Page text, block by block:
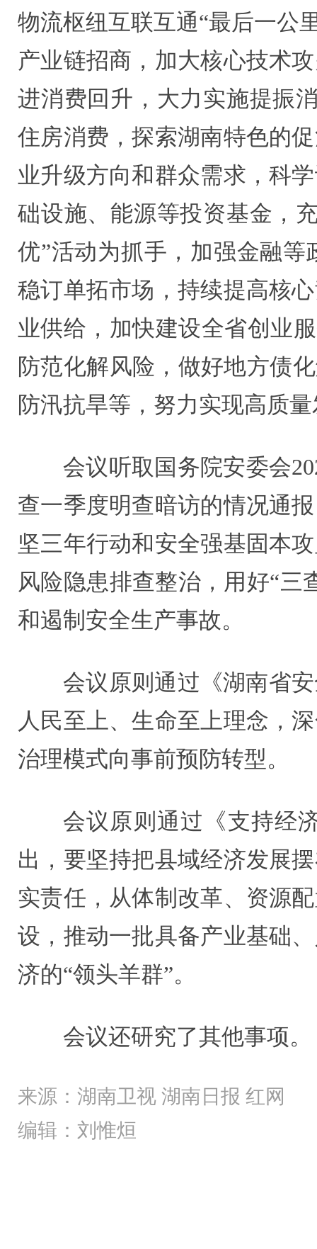
物流枢纽互联互通“最后一公
产业链招商，加大核心技术
进消费回升，大力实施提振
住房消费，探索湖南特色的
业升级方向和群众需求，科
础设施、能源等投资基金，
优”活动为抓手，加强金融
稳订单拓市场，持续提高核
业供给，加快建设全省创业
防范化解风险，做好地方债
防汛抗旱等，努力实现高质
会议听取国务院安委会
查一季度明查暗访的情况通
坚三年行动和安全强基固本
风险隐患排查整治，用好“
和遏制安全生产事故。
会议原则通过《湖南省
人民至上、生命至上理念，
治理模式向事前预防转型。
会议原则通过《支持经
出，要坚持把县域经济发展
实责任，从体制改革、资源
设，推动一批具备产业基础
济的“领头羊群”。
会议还研究了其他事项。
来源：湖南卫视 湖南日报 红网
编辑：刘惟烜